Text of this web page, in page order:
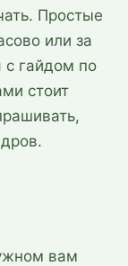
Простые
или за
с гайдом по
стоит
вам